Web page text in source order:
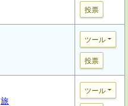
投票
ツール
投票
旅
ツール